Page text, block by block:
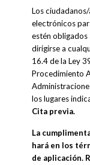
Los
electrónicos
estén obligados
dirigirse a
16.4 de la Ley
Procedimiento
los lugares
Cita previa.
La
hará en los
de aplicación.